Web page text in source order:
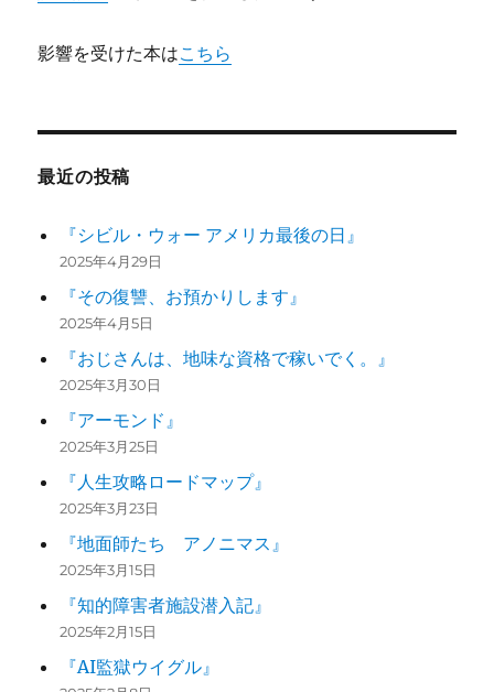
影響を受けた本はこちら
最近の投稿
『シビル・ウォー アメリカ最後の日』
2025年4月29日
『その復讐、お預かりします』
2025年4月5日
『おじさんは、地味な資格で稼いでく。』
2025年3月30日
『アーモンド』
2025年3月25日
『人生攻略ロードマップ』
2025年3月23日
『地面師たち アノニマス』
2025年3月15日
『知的障害者施設潜入記』
2025年2月15日
『AI監獄ウイグル』